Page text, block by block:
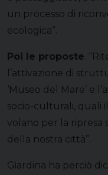
un processo di
ecologica”.
Poi le proposte .
l’attivazione di
‘Museo del Mare’ e
socio-culturali, quali il
volano per la ripresa
della nostra città”.
Giardina ha perciò